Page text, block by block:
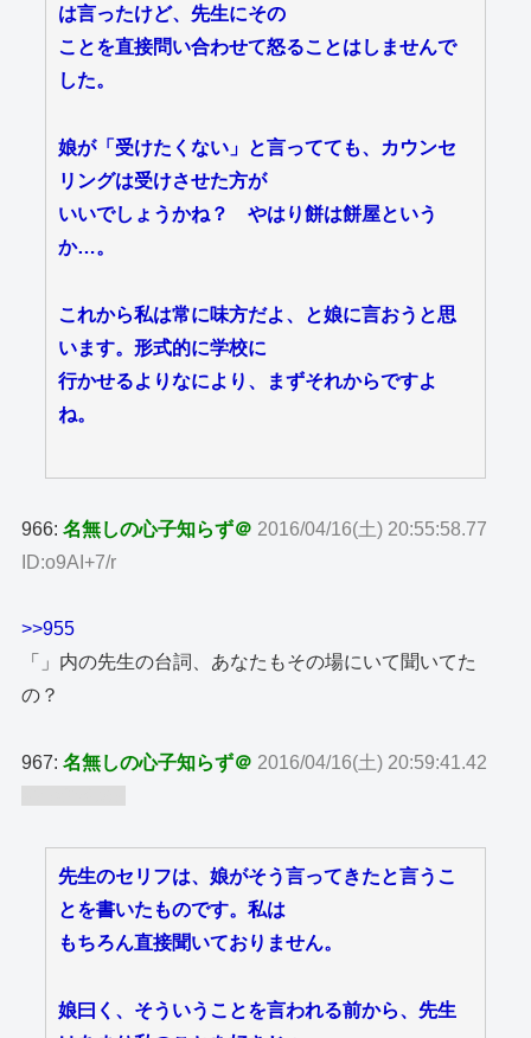
は言ったけど、先生にその
ことを直接問い合わせて怒ることはしませんで
した。
娘が「受けたくない」と言ってても、カウンセ
リングは受けさせた方が
いいでしょうかね？ やはり餅は餅屋という
か…。
これから私は常に味方だよ、と娘に言おうと思
います。形式的に学校に
行かせるよりなにより、まずそれからですよ
ね。
966:名無しの心子知らず＠ 2016/04/16(土) 20:55:58.77
ID:o9AI+7/r
>>955
「」内の先生の台詞、あなたもその場にいて聞いてた
の？
967:名無しの心子知らず＠ 2016/04/16(土) 20:59:41.42
先生のセリフは、娘がそう言ってきたと言うこ
とを書いたものです。私は
もちろん直接聞いておりません。
娘曰く、そういうことを言われる前から、先生